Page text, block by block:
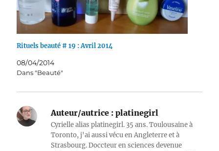
Rituels beauté # 19 : Avril 2014
08/04/2014
Dans "Beauté"
Auteur/autrice : platinegirl
Cyrielle alias platinegirl. 35 ans. Toulousaine à
Toronto, j'ai aussi vécu en Angleterre et à
Strasbourg. Doccteur en sciences devenue